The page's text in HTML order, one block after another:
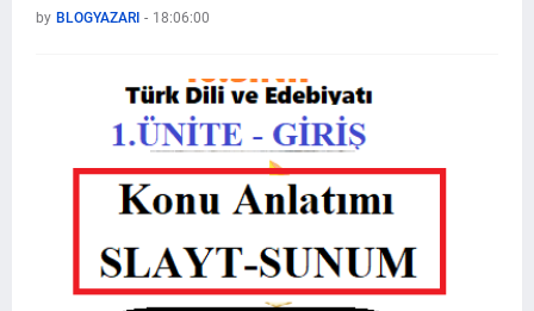
by BLOGYAZARI - 18:06:00